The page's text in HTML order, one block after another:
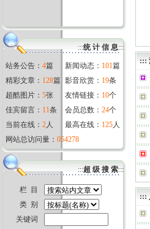
:::统 计 信 息:::
站务公告： 4篇 新闻动态： 101篇
精彩文章： 128篇 影音欣赏： 19条
超酷图片： 5张 友情链接： 10个
佳宾留言： 11条 会员总数： 24个
当前在线： 2人 最高在线： 125人
网站总访问量： 054278
:::超 级 搜 索:::
栏 目
类 别
关键词
:::
:::